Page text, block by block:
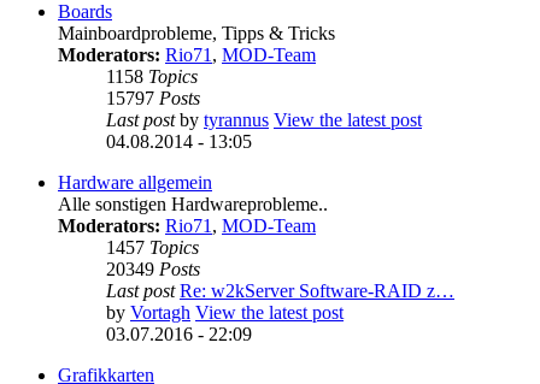
Boards
Mainboardprobleme, Tipps & Tricks
Moderators: Rio71, MOD-Team
1158 Topics
15797 Posts
Last postby tyrannus View the latest post
04.08.2014 - 13:05
Hardware allgemein
Alle sonstigen Hardwareprobleme..
Moderators: Rio71, MOD-Team
1457 Topics
20349 Posts
Last post Re: w2kServer Software-RAID z…
by Vortagh View the latest post
03.07.2016 - 22:09
Grafikkarten